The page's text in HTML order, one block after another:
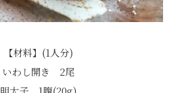
【材料】(1人分)
いわし開き 2尾